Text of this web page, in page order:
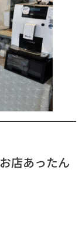
店あったん